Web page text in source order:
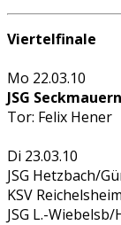
Viertelfinale
Mo 22.03.10
JSG
Tor: Felix Hener
Di 23.03.10
JSG Hetzbach/
KSV
JSG L.-